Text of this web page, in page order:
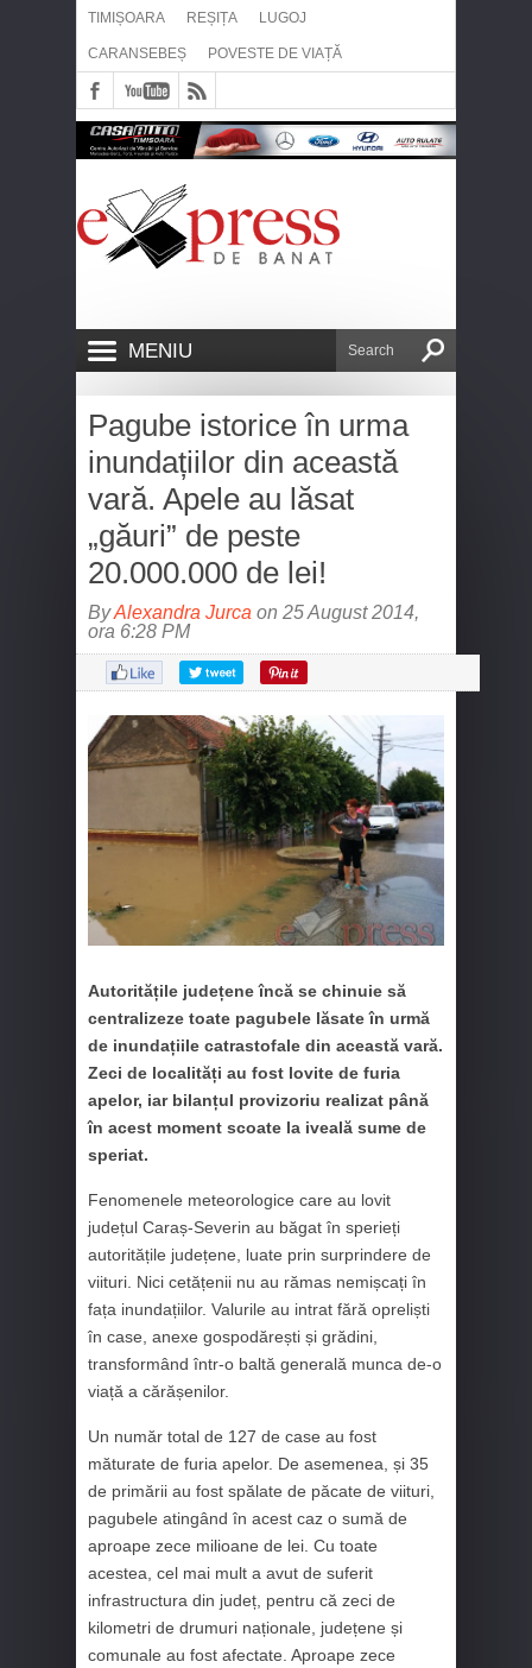
TIMIȘOARA REȘIȚA LUGOJ
CARANSEBEȘ POVESTE DE VIAȚĂ
MENIU
Pagube istorice în urma
inundațiilor din această
vară. Apele au lăsat
„găuri” de peste
20.000.000 de lei!
ByAlexandra Jurca on 25 August 2014,
ora 6:28 PM
Autoritățile județene încă se chinuie să
centralizeze toate pagubele lăsate în urmă
de inundațiile catrastofale din această vară.
Zeci de localități au fost lovite de furia
apelor, iar bilanțul provizoriu realizat până
în acest moment scoate la iveală sume de
speriat.
Fenomenele meteorologice care au lovit
județul Caraș-Severin au băgat în sperieți
autoritățile județene, luate prin surprindere de
viituri. Nici cetățenii nu au rămas nemișcați în
fața inundațiilor. Valurile au intrat fără opreliști
în case, anexe gospodărești și grădini,
transformând într-o baltă generală munca de-o
viață a cărășenilor.
Un număr total de 127 de case au fost
măturate de furia apelor. De asemenea, și 35
de primării au fost spălate de păcate de viituri,
pagubele atingând în acest caz o sumă de
aproape zece milioane de lei. Cu toate
acestea, cel mai mult a avut de suferit
infrastructura din județ, pentru că zeci de
kilometri de drumuri naționale, județene și
comunale au fost afectate. Aproape zece